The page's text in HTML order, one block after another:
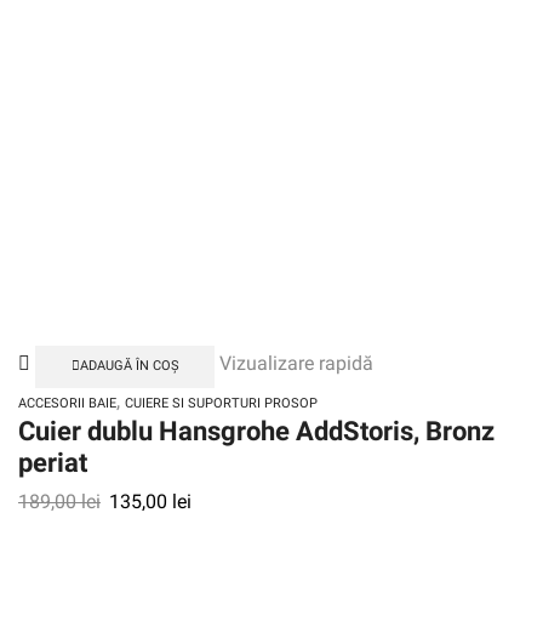
ADAUGĂ ÎN COȘ Vizualizare rapidă
ACCESORII BAIE, CUIERE SI SUPORTURI PROSOP
Cuier dublu Hansgrohe AddStoris, Bronz
periat
189,00lei 135,00 lei